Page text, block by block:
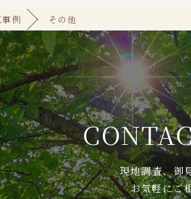
例 その他
現地調査、御
お気軽にご